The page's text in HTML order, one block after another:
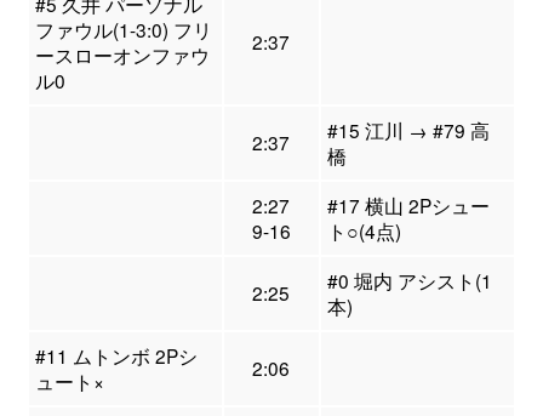
ファウル(1-3:0) フリ
ースローオンファウ
ル0
2:37
2:37
#15 江川 → #79 高
橋
2:27
9-16
#17 横山 2Pシュー
ト○(4点)
2:25
#0 堀内 アシスト(1
本)
#11 ムトンボ 2Pシ
ュート×
2:06